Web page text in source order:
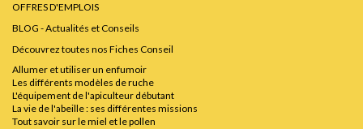
OFFRES D'EMPLOIS
BLOG - Actualités et Conseils
Découvrez toutes nos Fiches Conseil
Allumer et utiliser un enfumoir
Les différents modèles de ruche
L'équipement de l'apiculteur débutant
La vie de l'abeille : ses différentes missions
Tout savoir sur le miel et le pollen